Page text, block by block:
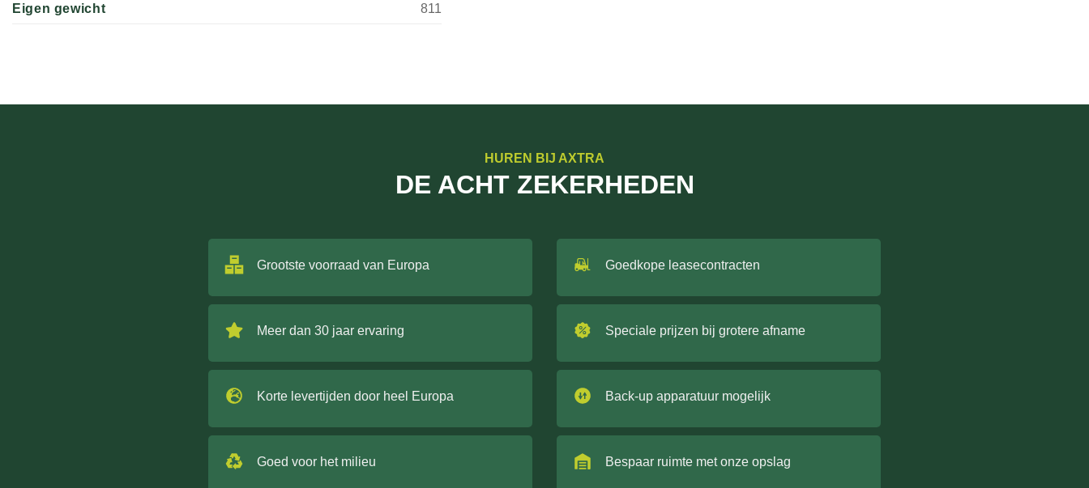
Eigen gewicht 811
HUREN BIJ AXTRA
DE ACHT ZEKERHEDEN
Grootste voorraad van Europa
Meer dan 30 jaar ervaring
Korte levertijden door heel Europa
Goed voor het milieu
Goedkope leasecontracten
Speciale prijzen bij grotere afname
Back-up apparatuur mogelijk
Bespaar ruimte met onze opslag